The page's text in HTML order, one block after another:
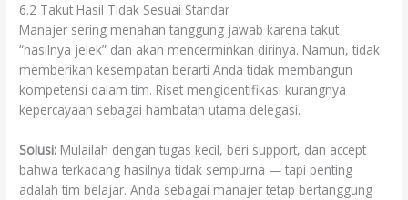
6.2 Takut Hasil Tidak Sesuai Standar
Manajer sering menahan tanggung jawab karena takut
“hasilnya jelek” dan akan mencerminkan dirinya. Namun, tidak
memberikan kesempatan berarti Anda tidak membangun
kompetensi dalam tim. Riset mengidentifikasi kurangnya
kepercayaan sebagai hambatan utama delegasi.
Solusi: Mulailah dengan tugas kecil, beri support, dan accept
bahwa terkadang hasilnya tidak sempurna — tapi penting
adalah tim belajar. Anda sebagai manajer tetap bertanggung